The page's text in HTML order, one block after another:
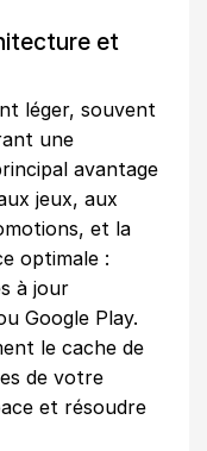
et
léger, souvent
une
avantage
jeux, aux
et la
optimale :
à jour
Google Play.
le cache de
de votre
et résoudre